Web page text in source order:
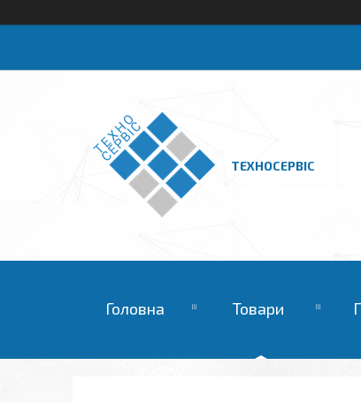
ТЕХНОСЕРВІС
Головна Товари